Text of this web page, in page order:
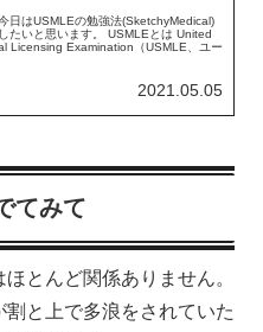
日はUSMLEの勉強法(SketchyMedical)
たいと思います。 USMLEとは United
Licensing Examination（USMLE、ユー
2021.05.05
てみて
とんど関係ありません。
と上で多浪をされていた